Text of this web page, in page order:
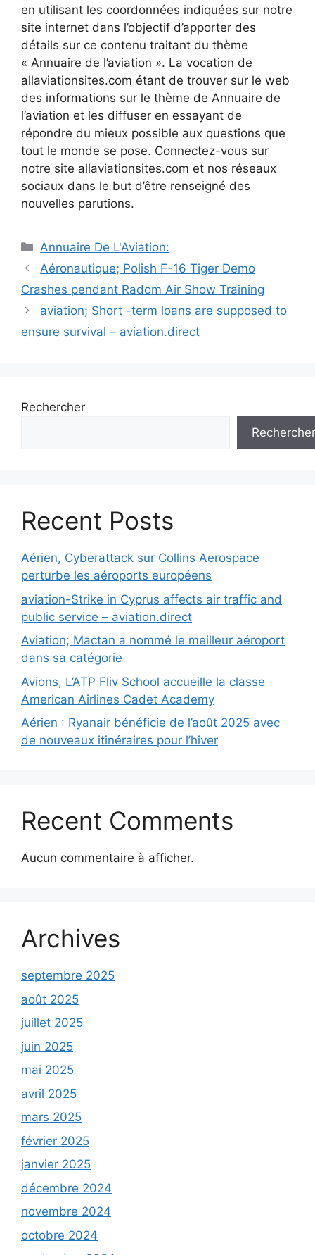
en utilisant les coordonnées indiquées sur notre
site internet dans l’objectif d’apporter des
détails sur ce contenu traitant du thème
« Annuaire de l’aviation ». La vocation de
allaviationsites.com étant de trouver sur le web
des informations sur le thème de Annuaire de
l’aviation et les diffuser en essayant de
répondre du mieux possible aux questions que
tout le monde se pose. Connectez-vous sur
notre site allaviationsites.com et nos réseaux
sociaux dans le but d’être renseigné des
nouvelles parutions.
Catégories
Annuaire De L'Aviation:
Navigation
des
Aéronautique; Polish F-16 Tiger Demo
Crashes pendant Radom Air Show Training
aviation; Short -term loans are supposed to
ensure survival – aviation.direct
Rechercher
Rechercher
Recent Posts
Aérien, Cyberattack sur Collins Aerospace
perturbe les aéroports européens
aviation-Strike in Cyprus affects air traffic and
public service – aviation.direct
Aviation; Mactan a nommé le meilleur aéroport
dans sa catégorie
Avions, L’ATP Fliv School accueille la classe
American Airlines Cadet Academy
Aérien : Ryanair bénéficie de l’août 2025 avec
de nouveaux itinéraires pour l’hiver
Recent Comments
Aucun commentaire à afficher.
Archives
septembre 2025
août 2025
juillet 2025
juin 2025
mai 2025
avril 2025
mars 2025
février 2025
janvier 2025
décembre 2024
novembre 2024
octobre 2024